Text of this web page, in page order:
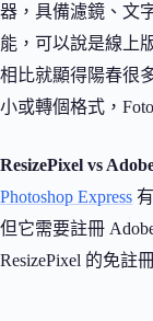
器，具備濾鏡、文
能，可以說是線上
相比就顯得陽春很
小或轉個格式，
ResizePixel vs
Photoshop Express
但它需要註冊
ResizePixel 的免註